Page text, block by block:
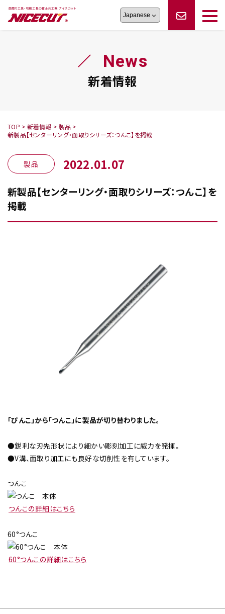
旋盤工具シリーズ
シリーズ
鬼シリーズ
工具・部品一覧
フェイス・ショルダーシリーズかんたんオーダー
トラブルシューティング
ロックピンの逆ジメに注意
会社概要
News
新着情報
TOP > 新着情報 > 製品 >
新製品【センターリング・面取りシリーズ：つんこ】を掲載
製品 2022.01.07
新製品【センターリング・面取りシリーズ：つんこ】を
掲載
「ぴんこ」から「つんこ」に製品が切り替わりました。
●鋭利な刃先形状により細かい彫刻加工に威力を発揮。
●V溝、面取り加工にも良好な切削性を有しています。
つんこ
つんこの詳細はこちら
60°つんこ
60°つんこの詳細はこちら